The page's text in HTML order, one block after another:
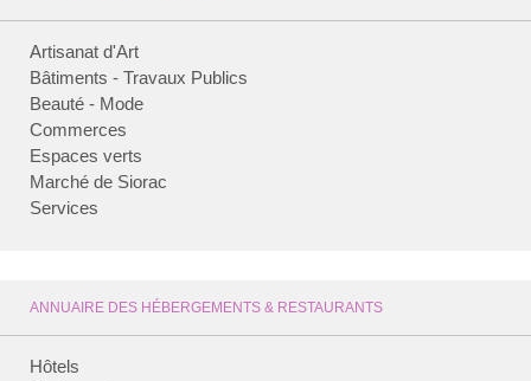
Artisanat d'Art
Bâtiments - Travaux Publics
Beauté - Mode
Commerces
Espaces verts
Marché de Siorac
Services
ANNUAIRE DES HÉBERGEMENTS & RESTAURANTS
Hôtels